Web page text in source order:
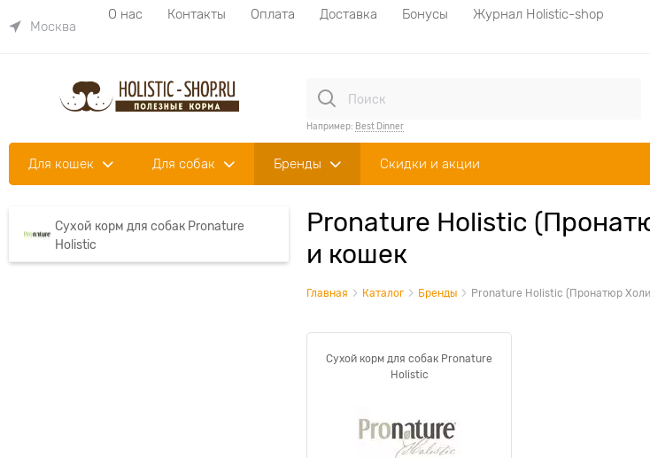
Москва
О нас Контакты Оплата Доставка Бонусы
Журнал Holistic-shop
Например: Best Dinner
Для кошек Для собак Бренды Скидки и акции
Сухой корм для собак Pronature
Holistic
Pronature Holistic
и кошек
Главная Каталог Бренды Pronature Holistic (Пронатюр
Сухой корм для собак Pronature
Holistic